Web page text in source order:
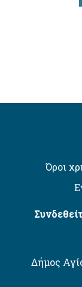
Όροι
Δήμος